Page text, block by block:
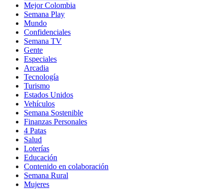
Mejor Colombia
Semana Play
Mundo
Confidenciales
Semana TV
Gente
Especiales
Arcadia
Tecnología
Turismo
Estados Unidos
Vehículos
Semana Sostenible
Finanzas Personales
4 Patas
Salud
Loterías
Educación
Contenido en colaboración
Semana Rural
Mujeres